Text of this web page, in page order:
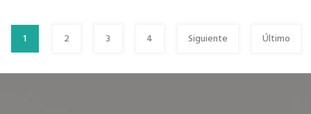
1 2 3 4 Siguiente Último